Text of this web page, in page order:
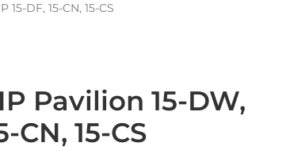
DF, 15-CN, 15-CS
Pavilion 15-DW,
CN, 15-CS